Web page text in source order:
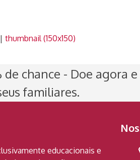
| thumbnail (150x150)
chance - Doe agora
familiares.
educacionais e